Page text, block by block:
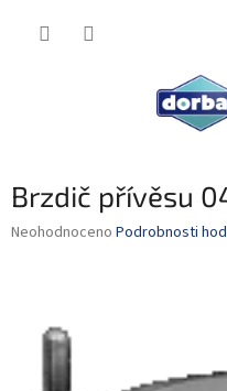
Brzdič přívěsu
Průměrné
hvězdiček.
Neohodnoceno Podrobnosti